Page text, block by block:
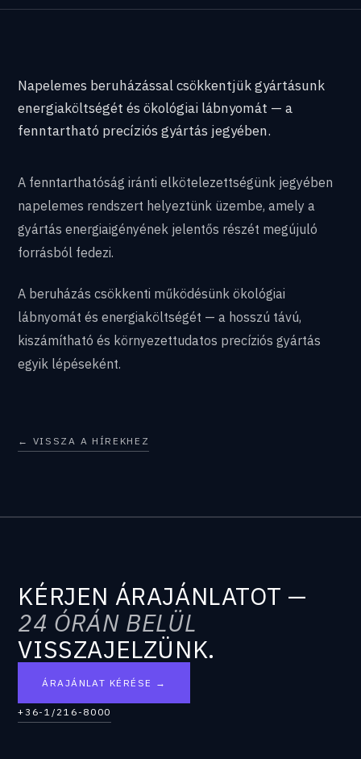
Napelemes beruházással csökkentjük gyártásunk
energiaköltségét és ökológiai lábnyomát — a
fenntartható precíziós gyártás jegyében.
A fenntarthatóság iránti elkötelezettségünk jegyében
napelemes rendszert helyeztünk üzembe, amely a
gyártás energiaigényének jelentős részét megújuló
forrásból fedezi.
A beruházás csökkenti működésünk ökológiai
lábnyomát és energiaköltségét — a hosszú távú,
kiszámítható és környezettudatos precíziós gyártás
egyik lépéseként.
← VISSZA A HÍREKHEZ
KÉRJEN ÁRAJÁNLATOT —
24 ÓRÁN BELÜL
VISSZAJELZÜNK.
ÁRAJÁNLAT KÉRÉSE →
+36-1/216-8000